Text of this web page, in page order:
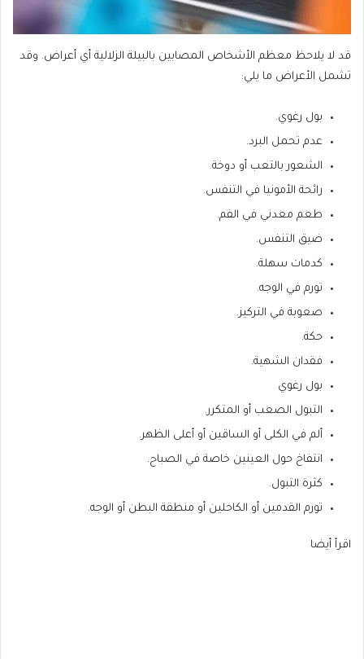
قد لا يلاحظ معظم الأشخاص المصابين بالبيلة الزلالية أي أعراض. وقد
تشمل الأعراض ما يلي:
بول رغوي.
عدم تحمل البرد.
الشعور بالتعب أو دوخة.
رائحة الأمونيا في التنفس.
طعم معدني في الفم.
ضيق التنفس.
كدمات سهلة.
تورم في الوجه.
صعوبة في التركيز.
حكة.
فقدان الشهية.
بول رغوي
التبول الصعب أو المتكرر.
ألم في الكلى أو الساقين أو أعلى الظهر.
انتفاخ حول العينين خاصة في الصباح.
كثرة التبول.
تورم القدمين أو الكاحلين أو منطقة البطن أو الوجه.
اقرأ أيضا